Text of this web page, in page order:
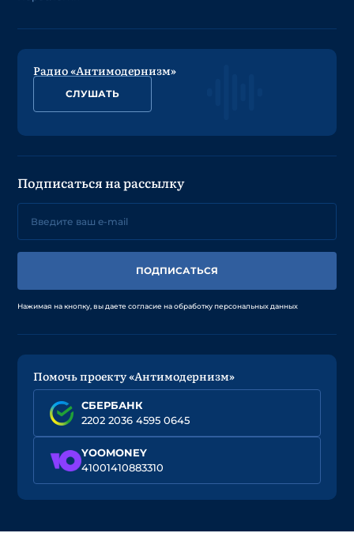
Радио «Антимодернизм»
СЛУШАТЬ
Подписаться на рассылку
ПОДПИСАТЬСЯ
Нажимая на кнопку, вы даете согласие на обработку персональных данных
Помочь проекту «Антимодернизм»
СБЕРБАНК
2202 2036 4595 0645
YOOMONEY
41001410883310